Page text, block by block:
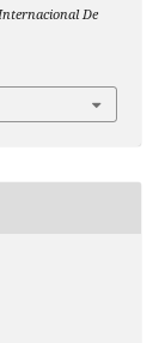
De